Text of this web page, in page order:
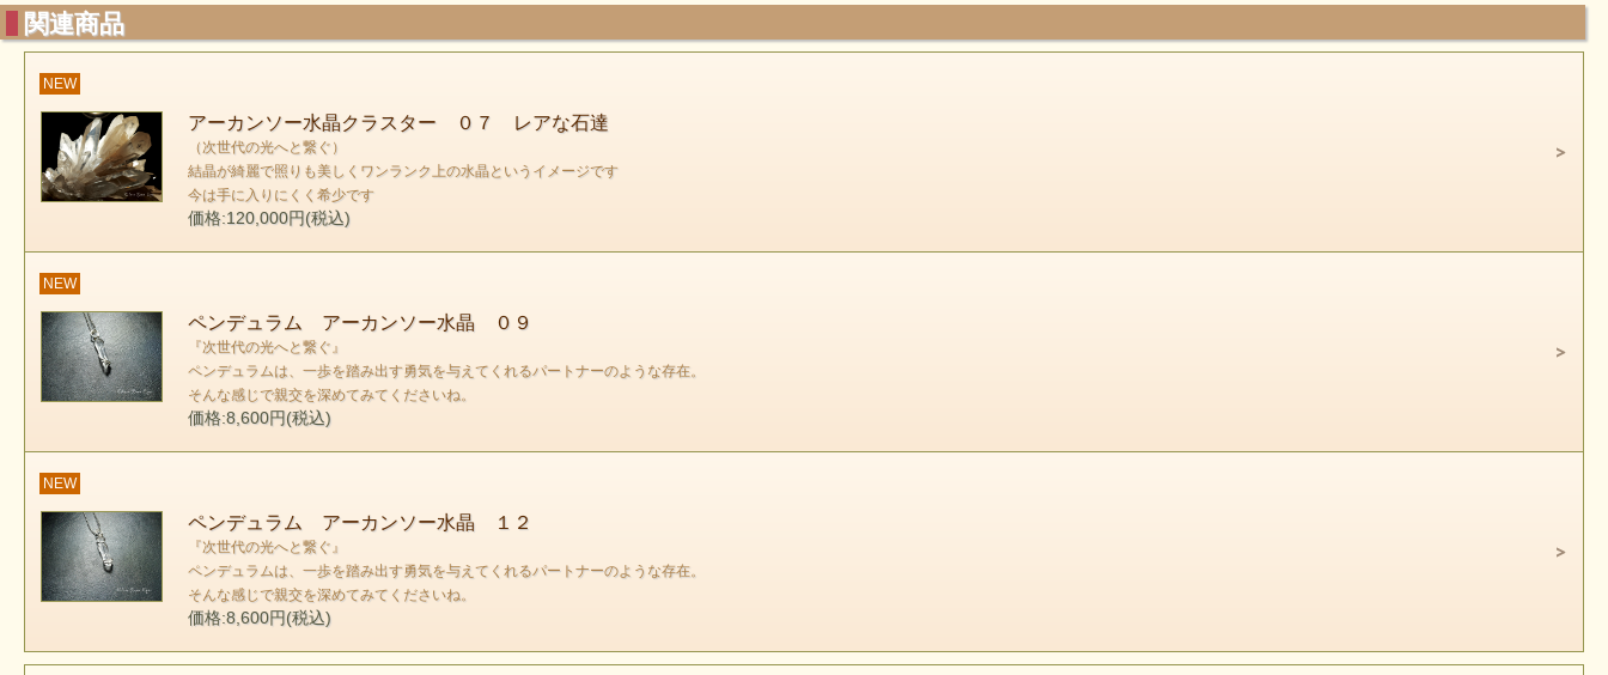
パートナーのような存在。
そんな感じで親交を深めてみてくださいね。
関連商品
NEW
アーカンソー水晶クラスター ０７ レアな石達
（次世代の光へと繋ぐ）
結晶が綺麗で照りも美しくワンランク上の水晶というイメージです
今は手に入りにくく希少です
価格:120,000円(税込)
NEW
ペンデュラム アーカンソー水晶 ０９
『次世代の光へと繋ぐ』
ペンデュラムは、一歩を踏み出す勇気を与えてくれるパートナーのような存在。
そんな感じで親交を深めてみてくださいね。
価格:8,600円(税込)
NEW
ペンデュラム アーカンソー水晶 １２
『次世代の光へと繋ぐ』
ペンデュラムは、一歩を踏み出す勇気を与えてくれるパートナーのような存在。
そんな感じで親交を深めてみてくださいね。
価格:8,600円(税込)